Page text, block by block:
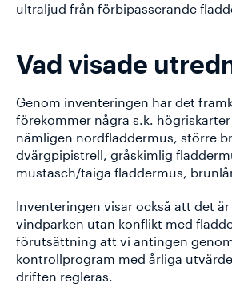
ultraljud från förbipasserande
Vad visade
Genom inventeringen har det
förekommer några s.k.
nämligen nordfladdermus, större
dvärgpipistrell, gråskimlig
mustasch/taiga fladdermus,
Inventeringen visar också att det
vindparken utan konflikt med
förutsättning att vi antingen
kontrollprogram med årliga
driften regleras.